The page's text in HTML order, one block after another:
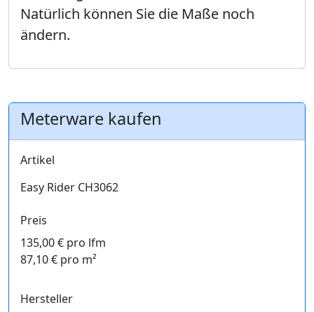
Natürlich können Sie die Maße noch
ändern.
Meterware kaufen
Artikel
Easy Rider CH3062
Preis
135,00 € pro lfm
87,10 € pro m²
Hersteller